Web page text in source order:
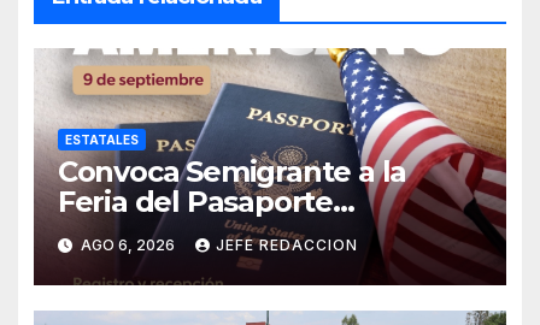
ESTATALES
Convoca Semigrante a la
Feria del Pasaporte
Estadounidense 2026
AGO 6, 2026 JEFE REDACCION